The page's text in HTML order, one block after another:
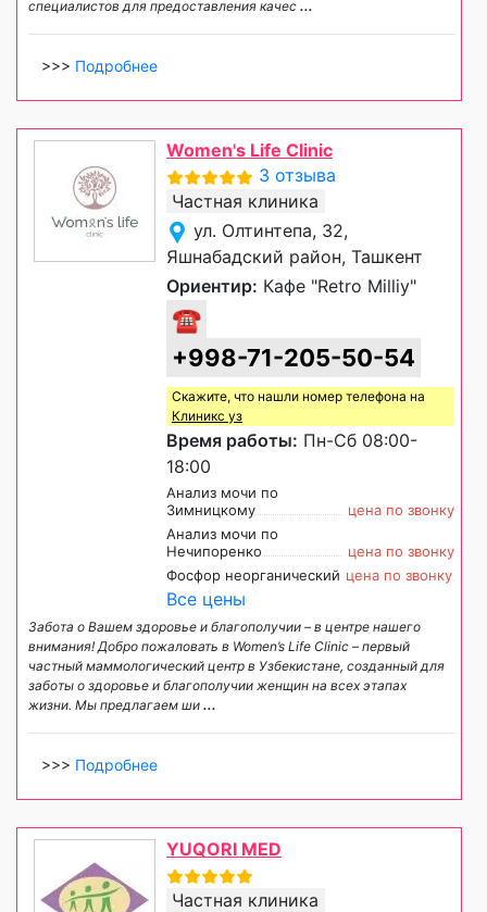
специалистов для предоставления качес ...
>>> Подробнее
Women's Life Clinic
3 отзыва
Частная клиника
ул. Олтинтепа, 32,
Яшнабадский район, Ташкент
Ориентир: Кафе "Retro Milliy"
☎
+998-71-205-50-54
Скажите, что нашли номер телефона на
Клиникс уз
Время работы: Пн-Сб 08:00-
18:00
Анализ мочи по
Зимницкому
цена по звонку
Анализ мочи по
Нечипоренко
цена по звонку
Фосфор неорганический цена по звонку
Все цены
Забота о Вашем здоровье и благополучии – в центре нашего
внимания! Добро пожаловать в Women’s Life Clinic – первый
частный маммологический центр в Узбекистане, созданный для
заботы о здоровье и благополучии женщин на всех этапах
жизни. Мы предлагаем ши ...
>>> Подробнее
YUQORI MED
Частная клиника